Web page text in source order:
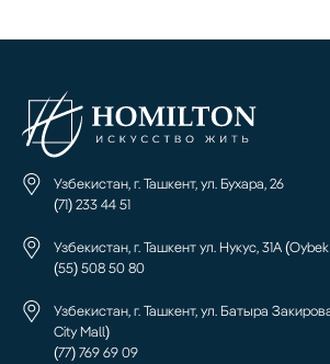
Узбекистан, г. Ташкент, ул. Бухара, 26
(71) 233 44 51
Узбекистан, г. Ташкент ул. Нукус, 31А
(55) 508 50 80
Узбекистан, г. Ташкент, ул. Батыра
City Mall)
(77) 769 69 09